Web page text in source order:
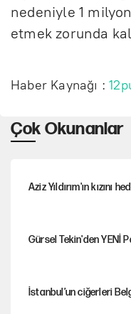
nedeniyle 1
etmek zorunda
Haber Kaynağı :
Çok Okunanlar
Aziz Yıldırım'ın kızını
Gürsel Tekin'den YENİ
İstanbul’un ciğerleri